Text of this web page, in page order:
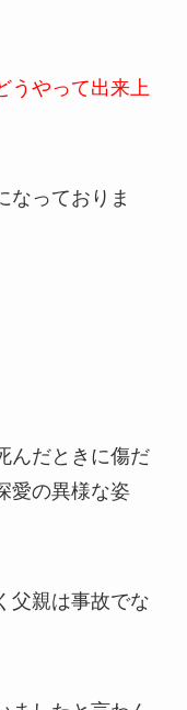
うやって出来上
なっておりま
んだときに傷だ
愛の異様な姿
父親は事故でな